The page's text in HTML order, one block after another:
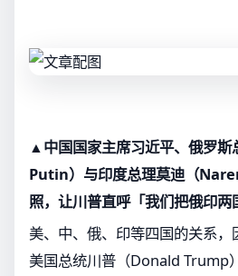
▲中国国家主席习近平、俄罗
Putin）与印度总理莫迪（
照，让川普直呼「我们把俄印两
美、中、俄、印等四国的关系，
美国总统川普（Donald Trump